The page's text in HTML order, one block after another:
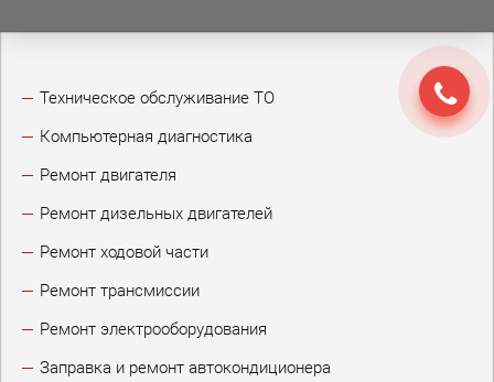
Техническое обслуживание ТО
Компьютерная диагностика
Ремонт двигателя
Ремонт дизельных двигателей
Ремонт ходовой части
Ремонт трансмиссии
Ремонт электрооборудования
Заправка и ремонт автокондиционера